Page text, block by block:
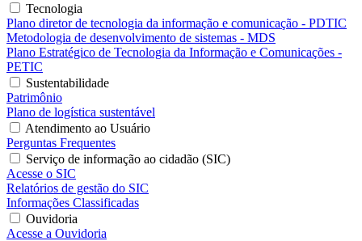
Tecnologia
Plano diretor de tecnologia da informação e comunicação - PDTIC
Metodologia de desenvolvimento de sistemas - MDS
Plano Estratégico de Tecnologia da Informação e Comunicações -
PETIC
Sustentabilidade
Patrimônio
Plano de logística sustentável
Atendimento ao Usuário
Perguntas Frequentes
Serviço de informação ao cidadão (SIC)
Acesse o SIC
Relatórios de gestão do SIC
Informações Classificadas
Ouvidoria
Acesse a Ouvidoria